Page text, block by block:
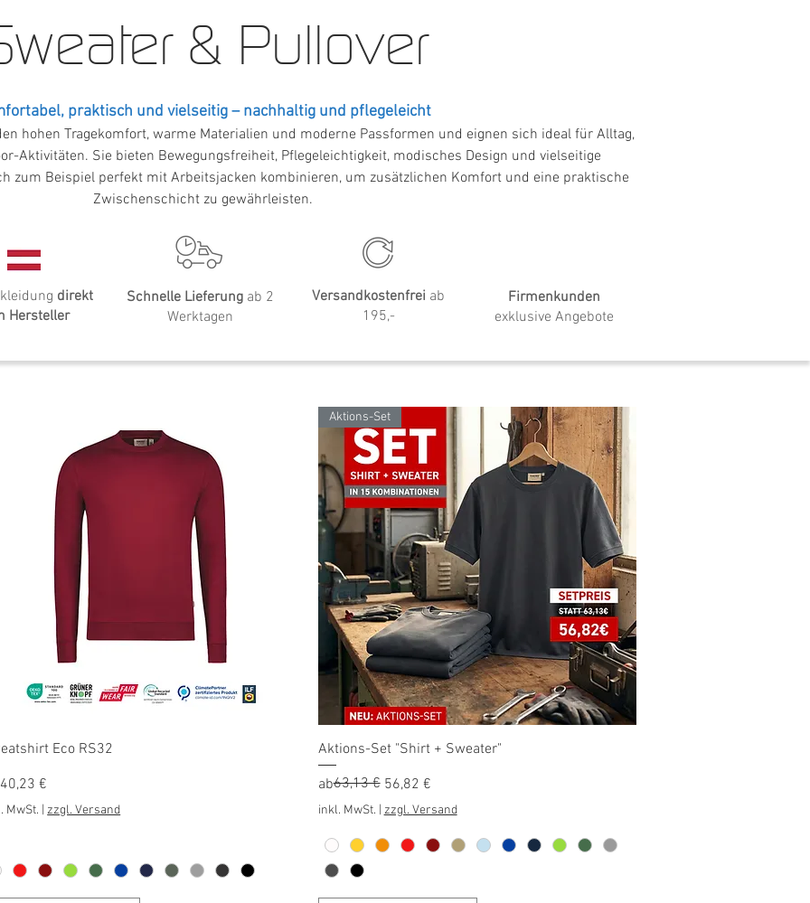
& Pullover
praktisch und vielseitig – nachhaltig und pflegeleicht
hohen Tragekomfort, warme Materialien und moderne Passformen und eignen sich ideal für Alltag,
Aktivitäten. Sie bieten Bewegungsfreiheit, Pflegeleichtigkeit, modisches Design und vielseitige
zum Beispiel perfekt mit Arbeitsjacken kombinieren, um zusätzlichen Komfort und eine praktische
Zwischenschicht zu gewährleisten.
direkt
Hersteller
Schnelle Lieferungab 2
Werktagen
Versandkostenfrei ab
195,-
Firmenkunden
exklusive Angebote
Schnellansicht
Eco RS32
40,23 €
Preis
MwSt. |zzgl. Versand
Schnellansicht
Aktions-Set
Aktions-Set "Shirt + Sweater"
ab
Standardpreis
63,13 € 56,82 €
Sale-Preis
inkl. MwSt. zzgl. Versand